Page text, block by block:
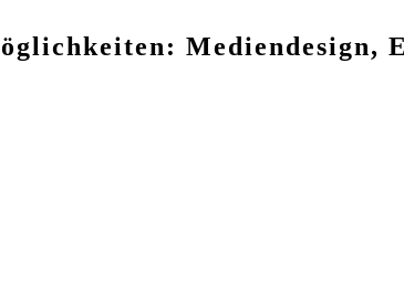
Mediendesign,